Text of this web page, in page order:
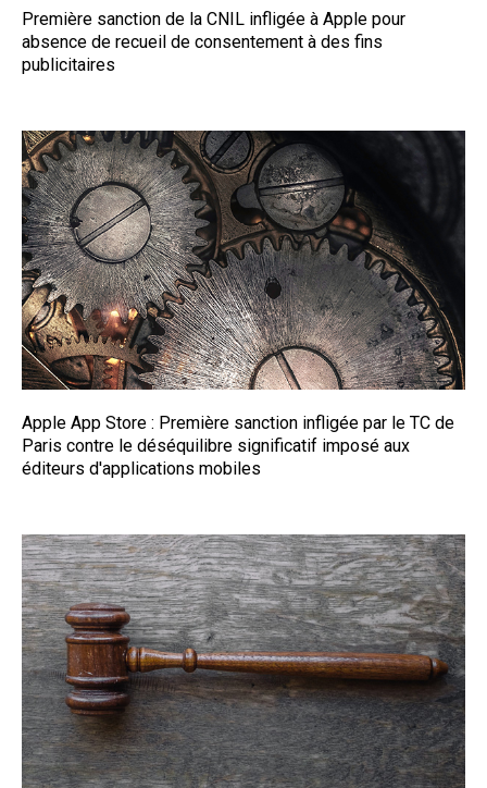
Première sanction de la CNIL infligée à Apple pour
absence de recueil de consentement à des fins
publicitaires
Apple App Store : Première sanction infligée par le TC de
Paris contre le déséquilibre significatif imposé aux
éditeurs d'applications mobiles